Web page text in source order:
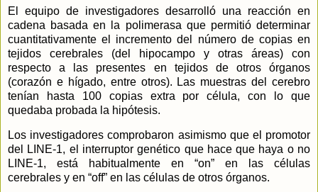
El equipo de investigadores desarrolló una reacción en
cadena basada en la polimerasa que permitió determinar
cuantitativamente el incremento del número de copias en
tejidos cerebrales (del hipocampo y otras áreas) con
respecto a las presentes en tejidos de otros órganos
(corazón e hígado, entre otros). Las muestras del cerebro
tenían hasta 100 copias extra por célula, con lo que
quedaba probada la hipótesis.
Los investigadores comprobaron asimismo que el promotor
del LINE-1, el interruptor genético que hace que haya o no
LINE-1, está habitualmente en “on” en las células
cerebrales y en “off” en las células de otros órganos.